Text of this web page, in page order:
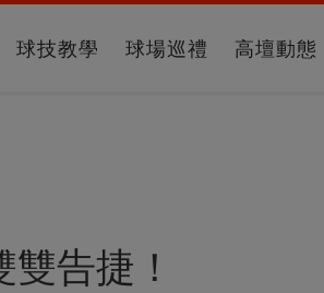
球技教學 球場巡禮 高壇動態
告捷！